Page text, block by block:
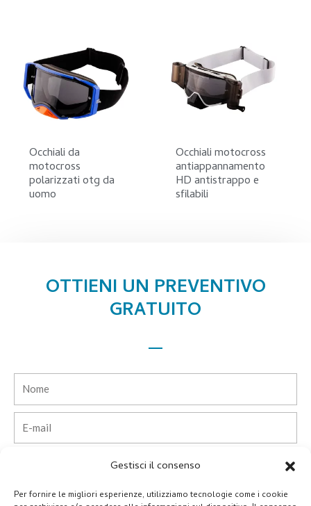
Gestisci il consenso
Per fornire le migliori esperienze, utilizziamo tecnologie come i cookie
Occhiali da
motocross
polarizzati otg da
uomo
Occhiali motocross
antiappannamento
HD antistrappo e
sfilabili
OTTIENI UN PREVENTIVO
GRATUITO
Paese